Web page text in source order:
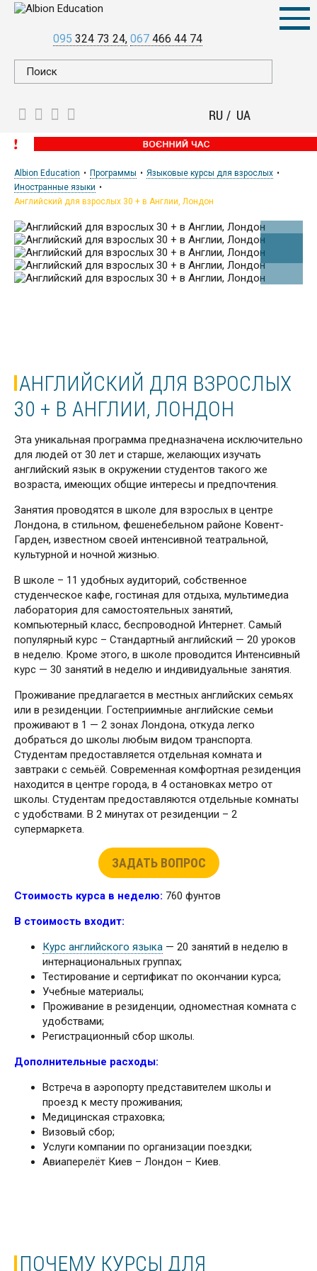
095 324 73 24 067 466 44 74
RU UA
Albion Education Программы
Языковые курсы для взрослых
Иностранные языки
Английский для взрослых 30 + в Англии, Лондон
АНГЛИЙСКИЙ ДЛЯ ВЗРОСЛЫХ
30 + В АНГЛИИ, ЛОНДОН
Эта уникальная программа предназначена исключительно
для людей от 30 лет и старше, желающих изучать
английский язык в окружении студентов такого же
возраста, имеющих общие интересы и предпочтения.
Занятия проводятся в школе для взрослых в центре
Лондона, в стильном, фешенебельном районе Ковент-
Гарден, известном своей интенсивной театральной,
культурной и ночной жизнью.
В школе – 11 удобных аудиторий, собственное
студенческое кафе, гостиная для отдыха, мультимедиа
лаборатория для самостоятельных занятий,
компьютерный класс, беспроводной Интернет. Самый
популярный курс – Стандартный английский — 20 уроков
в неделю. Кроме этого, в школе проводится Интенсивный
курс — 30 занятий в неделю и индивидуальные занятия.
Проживание предлагается в местных английских семьях
или в резиденции. Гостеприимные английские семьи
проживают в 1 — 2 зонах Лондона, откуда легко
добраться до школы любым видом транспорта.
Студентам предоставляется отдельная комната и
завтраки с семьёй. Современная комфортная резиденция
находится в центре города, в 4 остановках метро от
школы. Студентам предоставляются отдельные комнаты
с удобствами. В 2 минутах от резиденции – 2
супермаркета.
ЗАДАТЬ ВОПРОС
Стоимость курса в неделю: 760 фунтов
В стоимость входит:
Курс английского языка — 20 занятий в неделю в
интернациональных группах;
Тестирование и сертификат по окончании курса;
Учебные материалы;
Проживание в резиденции, одноместная комната с
удобствами;
Регистрационный сбор школы.
Дополнительные расходы:
Встреча в аэропорту представителем школы и
проезд к месту проживания;
Медицинская страховка;
Визовый сбор;
Услуги компании по организации поездки;
Авиаперелёт Киев – Лондон – Киев.
ПОЧЕМУ КУРСЫ ДЛЯ